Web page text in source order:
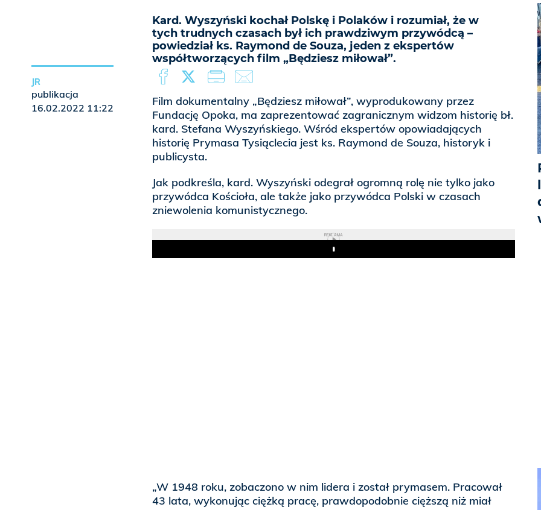
Kard. Wyszyński kochał Polskę i Polaków i rozumiał, że w
tych trudnych czasach był ich prawdziwym przywódcą –
powiedział ks. Raymond de Souza, jeden z ekspertów
współtworzących film „Będziesz miłował”.
Film dokumentalny „Będziesz miłował”, wyprodukowany przez
Fundację Opoka, ma zaprezentować zagranicznym widzom historię bł.
kard. Stefana Wyszyńskiego. Wśród ekspertów opowiadających
historię Prymasa Tysiąclecia jest ks. Raymond de Souza, historyk i
publicysta.
Jak podkreśla, kard. Wyszyński odegrał ogromną rolę nie tylko jako
przywódca Kościoła, ale także jako przywódca Polski w czasach
zniewolenia komunistycznego.
REKLAMA
Play
„W 1948 roku, zobaczono w nim lidera i został prymasem. Pracował
43 lata, wykonując ciężką pracę, prawdopodobnie cięższą niż miał
JR
publikacja
16.02.2022 11:22